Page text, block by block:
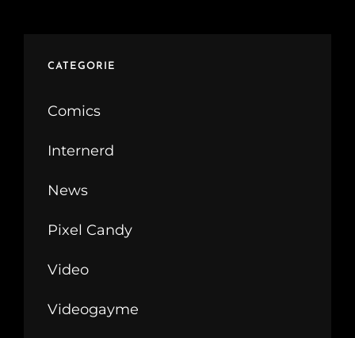
CATEGORIE
Comics
Internerd
News
Pixel Candy
Video
Videogayme